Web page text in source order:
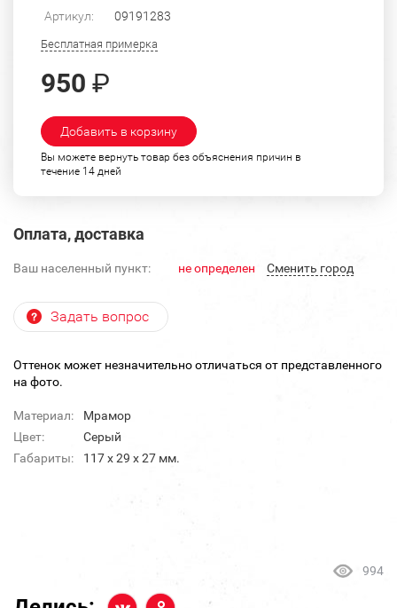
Артикул: 09191283
Бесплатная примерка
950 ₽
Добавить в корзину
Вы можете вернуть товар без объяснения причин в
течение 14 дней
Оплата, доставка
Ваш населенный пункт: не определен Cменить город
Задать вопрос
Оттенок может незначительно отличаться от представленного
на фото.
Материал:
Мрамор
Цвет:
Серый
Габариты:
117 х 29 х 27 мм.
994